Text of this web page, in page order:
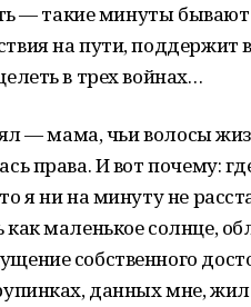
— такие минуты
на пути, поддержит
в трех войнах…
— мама, чьи волосы
права. И вот почему:
я ни на минуту не
маленькое солнце,
собственного
данных мне, жил